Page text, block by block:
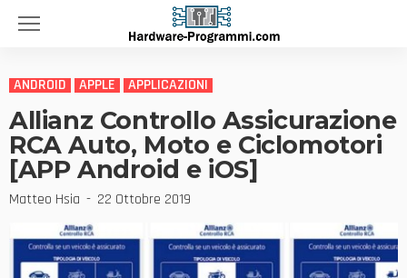
ANDROID APPLE APPLICAZIONI
Allianz Controllo Assicurazione
RCA Auto, Moto e Ciclomotori
[APP Android e iOS]
Matteo Hsia 22 Ottobre 2019